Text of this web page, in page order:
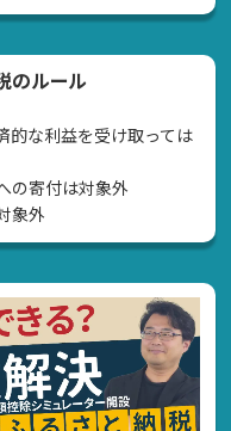
のルール
な利益を受け取っては
の寄付は対象外
象外